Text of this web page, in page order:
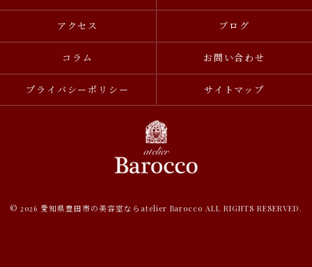
アクセス ブログ
コラム お問い合わせ
プライバシーポリシー サイトマップ
© 2026 愛知県豊田市の美容室ならatelier Barocco ALL RIGHTS RESERVED.